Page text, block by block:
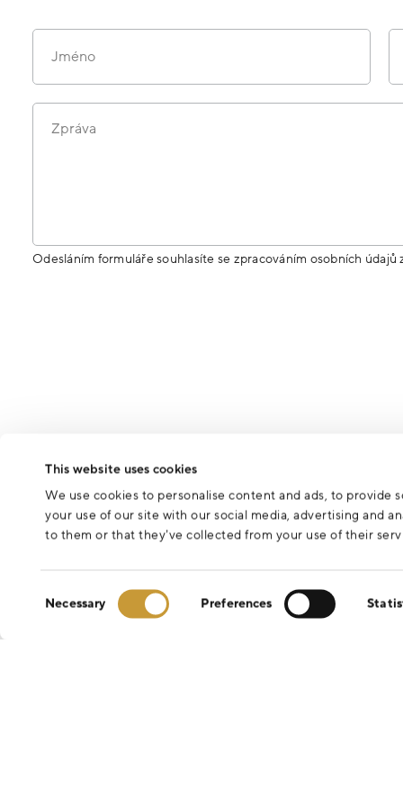
This website uses cookies
We use cookies to personalise content and ads, to provide
your use of our site with our social media, advertising and
to them or that they’ve collected from your use of their
Necessary Preferences
Jméno
Zpráva
Odesláním formuláře souhlasíte se zpracováním osobních údajů